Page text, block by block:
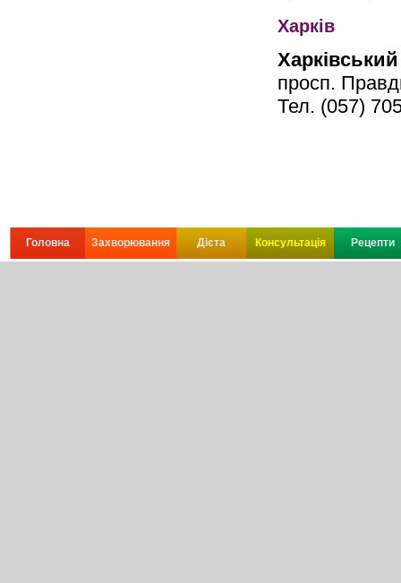
Харків
просп.
Тел. (057)
Головна Захворювання Дієта Консультація Рецепти